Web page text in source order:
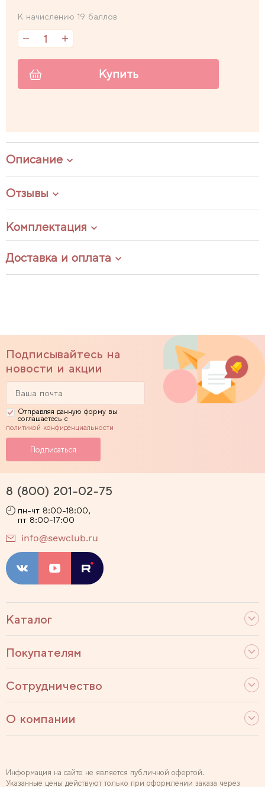
К начислению 19 баллов
Купить
Описание
Отзывы
Комплектация
Доставка и оплата
Подписывайтесь на
новости и акции
Отправляя данную форму вы
соглашаетесь с
политикой конфиденциальности
Каталог
Покупателям
Сотрудничество
О компании
8 (800) 201-02-75
пн-чт 8:00-18:00,
пт 8:00-17:00
info@sewclub.ru
Информация на сайте не является публичной офертой.
Указанные цены действуют только при оформлении заказа через